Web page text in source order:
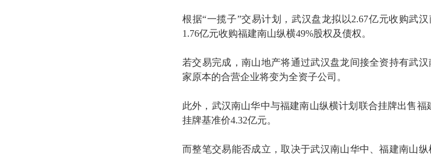
根据“一揽子”交易计划，武汉盘龙拟以2.67亿元收购武
1.76亿元收购福建南山纵横49%股权及债权。
若交易完成，南山地产将通过武汉盘龙间接全资持有武
家原本的合营企业将变为全资子公司。
此外，武汉南山华中与福建南山纵横计划联合挂牌出售福
挂牌基准价4.32亿元。
而整笔交易能否成立，取决于武汉南山华中、福建南山